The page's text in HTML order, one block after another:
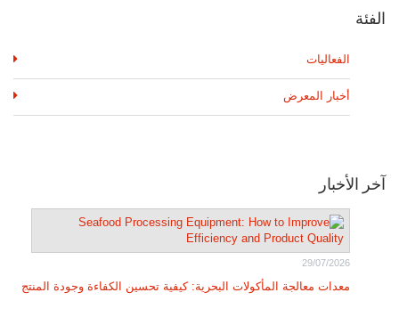
الفئة
الفعاليات
أخبار المعرض
آخر الأخبار
29/07/2026
معدات معالجة المأكولات البحرية: كيفية تحسين الكفاءة وجودة المنتج